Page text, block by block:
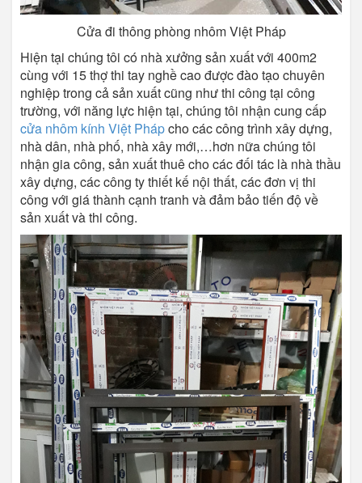
Cửa đi thông phòng nhôm Việt Pháp
Hiện tại chúng tôi có nhà xưởng sản xuất với 400m2
cùng với 15 thợ thi tay nghề cao được đào tạo chuyên
nghiệp trong cả sản xuất cũng như thi công tại công
trường, với năng lực hiện tại, chúng tôi nhận cung cấp
cửa nhôm kính Việt Phápcho các công trình xây dựng,
nhà dân, nhà phố, nhà xây mới,…hơn nữa chúng tôi
nhận gia công, sản xuất thuê cho các đối tác là nhà thầu
xây dựng, các công ty thiết kế nội thất, các đơn vị thi
công với giá thành cạnh tranh và đảm bảo tiến độ về
sản xuất và thi công.